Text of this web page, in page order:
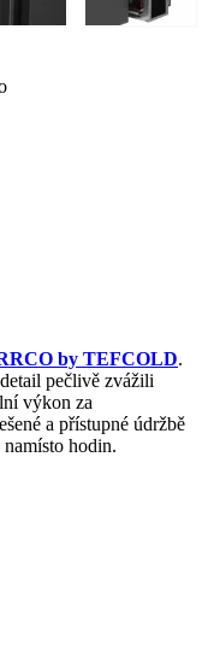
by TEFCOLD.
pečlivě zvážili
výkon za
a přístupné údržbě
hodin.